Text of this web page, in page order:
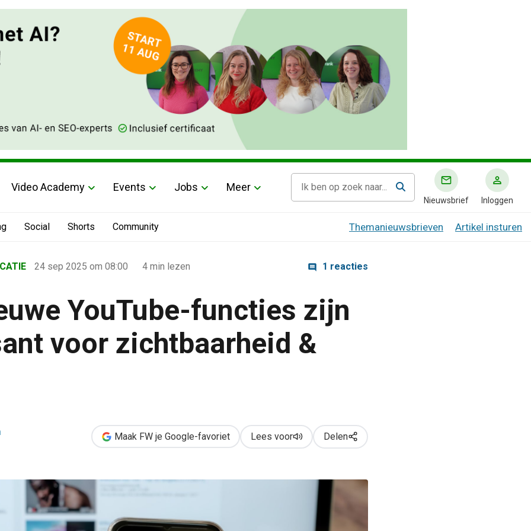
Video Academy Events Jobs Meer
Nieuwsbrief Inloggen
Social Shorts Community Themanieuwsbrieven Artikel insturen
zijn interessant voor zichtbaarheid & groei
24 sep 2025 om 08:00 4 min lezen 1 reacties
YouTube-functies zijn
voor zichtbaarheid &
Maak FW je Google-favoriet Lees voor Delen